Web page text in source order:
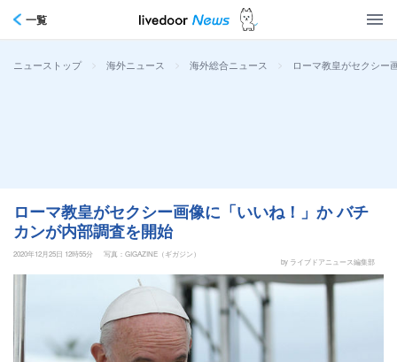
一覧
ニューストップ > 海外ニュース > 海外総合ニュース > ローマ教皇がセクシー
ローマ教皇がセクシー画像に「いいね！」か バチ
カンが内部調査を開始
2020年12月25日 12時55分
写真：GIGAZINE（ギガジン）
by ライブドアニュース編集部